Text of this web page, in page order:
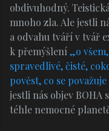
obdivuhodný.
mnoho zla. Ale jestli
a odvahu tváří v tvář
k přemýšlení„o
spravedlivé, čisté,
pověst, co se
jestli nás objev BOHA
téhle nemocné